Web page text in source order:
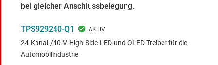
bei gleicher Anschlussbelegung.
TPS929240-Q1
24-Kanal-/40-V-High-Side-LED-und-OLED-Treiber für die
Automobilindustrie